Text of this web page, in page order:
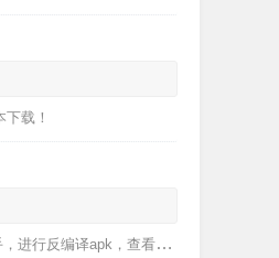
载！
行反编译apk，查看apk源码